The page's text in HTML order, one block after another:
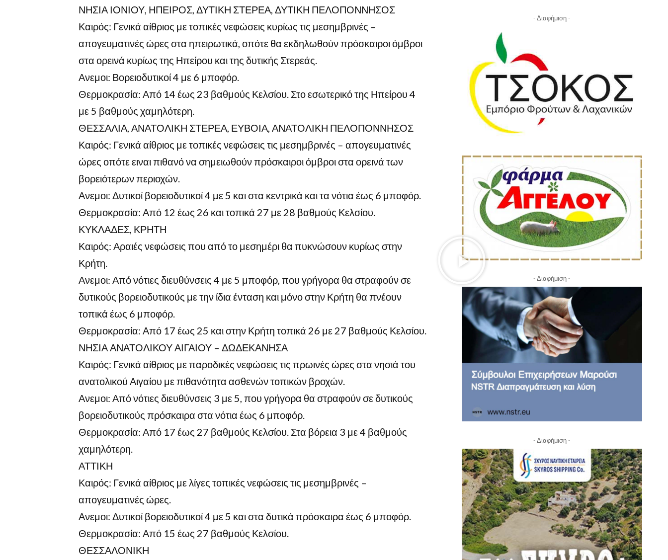
ΝΗΣΙΑ ΙΟΝΙΟΥ, ΗΠΕΙΡΟΣ, ΔΥΤΙΚΗ ΣΤΕΡΕΑ, ΔΥΤΙΚΗ ΠΕΛΟΠΟΝΝΗΣΟΣ
Καιρός: Γενικά αίθριος με τοπικές νεφώσεις κυρίως τις μεσημβρινές –
απογευματινές ώρες στα ηπειρωτικά, οπότε θα εκδηλωθούν πρόσκαιροι όμβροι
στα ορεινά κυρίως της Ηπείρου και της δυτικής Στερεάς.
Ανεμοι: Βορειοδυτικοί 4 με 6 μποφόρ.
Θερμοκρασία: Από 14 έως 23 βαθμούς Κελσίου. Στο εσωτερικό της Ηπείρου 4
με 5 βαθμούς χαμηλότερη.
ΘΕΣΣΑΛΙΑ, ΑΝΑΤΟΛΙΚΗ ΣΤΕΡΕΑ, ΕΥΒΟΙΑ, ΑΝΑΤΟΛΙΚΗ ΠΕΛΟΠΟΝΝΗΣΟΣ
Καιρός: Γενικά αίθριος με τοπικές νεφώσεις τις μεσημβρινές – απογευματινές
ώρες οπότε ειναι πιθανό να σημειωθούν πρόσκαιροι όμβροι στα ορεινά των
βορειότερων περιοχών.
Ανεμοι: Δυτικοί βορειοδυτικοί 4 με 5 και στα κεντρικά και τα νότια έως 6 μποφόρ.
Θερμοκρασία: Από 12 έως 26 και τοπικά 27 με 28 βαθμούς Κελσίου.
ΚΥΚΛΑΔΕΣ, ΚΡΗΤΗ
Καιρός: Αραιές νεφώσεις που από το μεσημέρι θα πυκνώσουν κυρίως στην
Κρήτη.
Ανεμοι: Από νότιες διευθύνσεις 4 με 5 μποφόρ, που γρήγορα θα στραφούν σε
δυτικούς βορειοδυτικούς με την ίδια ένταση και μόνο στην Κρήτη θα πνέουν
τοπικά έως 6 μποφόρ.
Θερμοκρασία: Από 17 έως 25 και στην Κρήτη τοπικά 26 με 27 βαθμούς Κελσίου.
ΝΗΣΙΑ ΑΝΑΤΟΛΙΚΟΥ ΑΙΓΑΙΟΥ – ΔΩΔΕΚΑΝΗΣΑ
Καιρός: Γενικά αίθριος με παροδικές νεφώσεις τις πρωινές ώρες στα νησιά του
ανατολικού Αιγαίου με πιθανότητα ασθενών τοπικών βροχών.
Ανεμοι: Από νότιες διευθύνσεις 3 με 5, που γρήγορα θα στραφούν σε δυτικούς
βορειοδυτικούς πρόσκαιρα στα νότια έως 6 μποφόρ.
Θερμοκρασία: Από 17 έως 27 βαθμούς Κελσίου. Στα βόρεια 3 με 4 βαθμούς
χαμηλότερη.
ΑΤΤΙΚΗ
Καιρός: Γενικά αίθριος με λίγες τοπικές νεφώσεις τις μεσημβρινές –
απογευματινές ώρες.
Ανεμοι: Δυτικοί βορειοδυτικοί 4 με 5 και στα δυτικά πρόσκαιρα έως 6 μποφόρ.
Θερμοκρασία: Από 15 έως 27 βαθμούς Κελσίου.
ΘΕΣΣΑΛΟΝΙΚΗ
- Διαφήμιση -
- Διαφήμιση -
- Διαφήμιση -